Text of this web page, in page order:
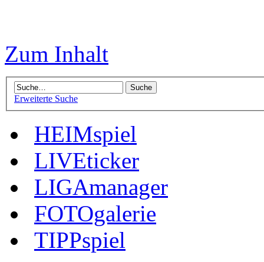
Zum Inhalt
Erweiterte Suche
HEIMspiel
LIVEticker
LIGAmanager
FOTOgalerie
TIPPspiel